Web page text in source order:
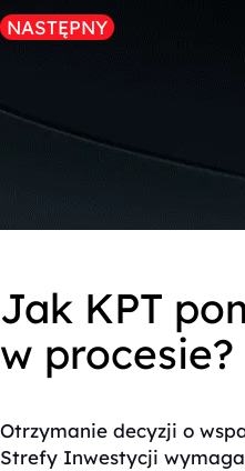
NASTĘPNY
Jak KPT
w procesie?
Otrzymanie decyzji o
Strefy Inwestycji